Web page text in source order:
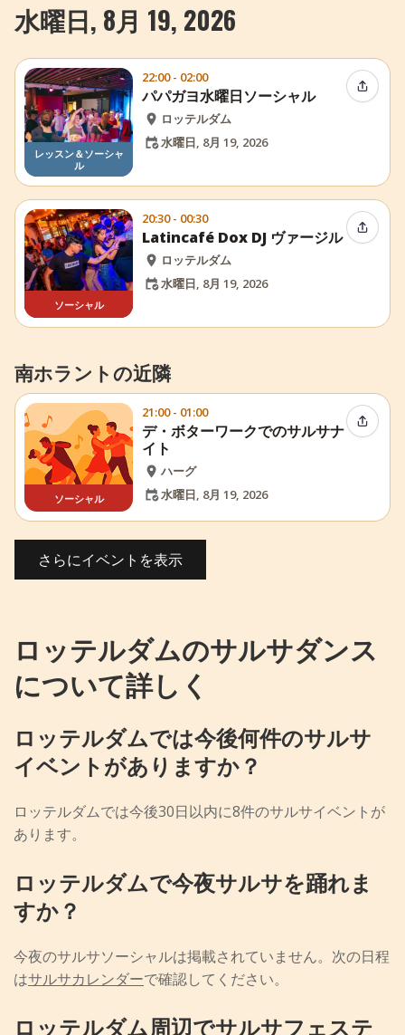
水曜日, 8月 19, 2026
レッスン＆ソーシャ
ル
22:00 - 02:00
パパガヨ水曜日ソーシャル
ロッテルダム
水曜日, 8月 19, 2026
イベン
ソーシャル
20:30 - 00:30
Latincafé Dox DJ ヴァージル
ロッテルダム
水曜日, 8月 19, 2026
イベン
南ホラントの近隣
ソーシャル
21:00 - 01:00
デ・ボターワークでのサルサナ
イト
ハーグ
水曜日, 8月 19, 2026
イベン
さらにイベントを表示
ロッテルダムのサルサダンス
について詳しく
ロッテルダムでは今後何件のサルサ
イベントがありますか？
ロッテルダムでは今後30日以内に8件のサルサイベントが
あります。
ロッテルダムで今夜サルサを踊れま
すか？
今夜のサルサソーシャルは掲載されていません。次の日程
はサルサカレンダーで確認してください。
ロッテルダム周辺でサルサフェステ